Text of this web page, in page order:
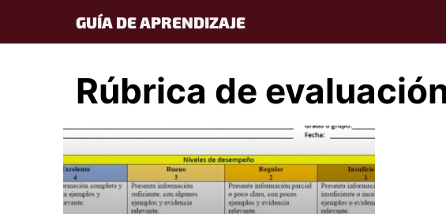
content
GUÍA DE APRENDIZAJE
Rúbrica de